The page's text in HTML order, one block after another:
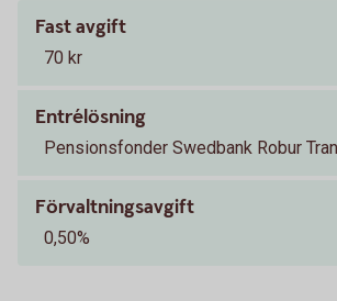
Fast avgift
70 kr
Entrélösning
Pensionsfonder Swedbank Robur
Förvaltningsavgift
0,50%